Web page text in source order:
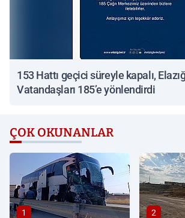
153 Hattı geçici süreyle kapalı,
Vatandaşları 185’e yönlendirdi
ÇOK OKUNANLAR
1 2